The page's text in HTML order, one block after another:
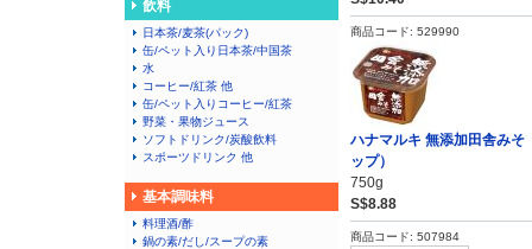
飲料
日本茶/麦茶(パック)
缶/ペット入り日本茶/中国茶
水
コーヒー/紅茶 他
缶/ペット入りコーヒー/紅茶
野菜・果物ジュース
ソフトドリンク/炭酸飲料
スポーツドリンク 他
基本調味料
料理酒/酢
鍋の素/だし/スープの素
商品コード: 529990
ハナマルキ 無添加田舎みそ
ップ）
750g
S$8.88
商品コード: 507984